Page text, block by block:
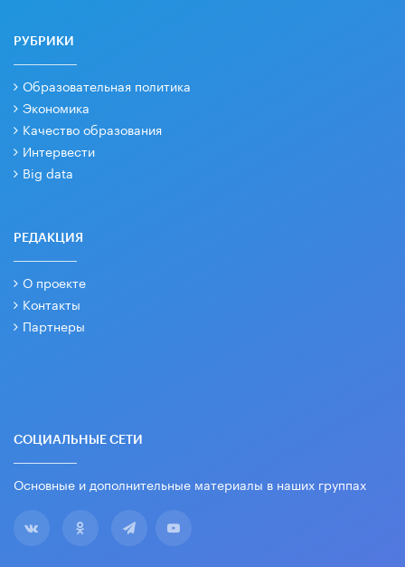
РУБРИКИ
Образовательная политика
Экономика
Качество образования
Интервести
Big data
РЕДАКЦИЯ
О проекте
Контакты
Партнеры
СОЦИАЛЬНЫЕ СЕТИ
Основные и дополнительные материалы в наших группах